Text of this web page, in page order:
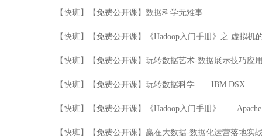
【快班】【免费公开课】数据科学无难事
【快班】【免费公开课】《Hadoop入门手册》之 虚拟机
【快班】【免费公开课】玩转数据艺术-数据展示技巧应
【快班】【免费公开课】玩转数据科学——IBM DSX
【快班】【免费公开课】《Hadoop入门手册》
【快班】【免费公开课】赢在大数据-数据化运营落地实